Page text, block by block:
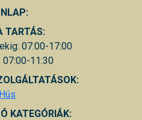
TARTÁS:
07:00-17:00
07:00-11:30
Hús
KATEGÓRIÁK: